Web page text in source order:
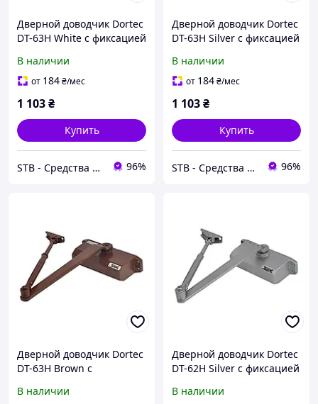
Дверной доводчик Dortec
DT-63H White с фиксацией
положении (63-00018)
В наличии
от 184₴/мес
1 103₴
Купить
STB - Средства Технической Безопасности 96%
Дверной доводчик Dortec
DT-63H Silver с фиксацией
положении (63-00017)
В наличии
от 184₴/мес
1 103₴
Купить
STB - Средства Технической Безопасности 96%
Дверной доводчик Dortec
DT-63H Brown с
открытом положении (63-
В наличии
Дверной доводчик Dortec
DT-62H Silver с фиксацией
положении (63-00012)
В наличии